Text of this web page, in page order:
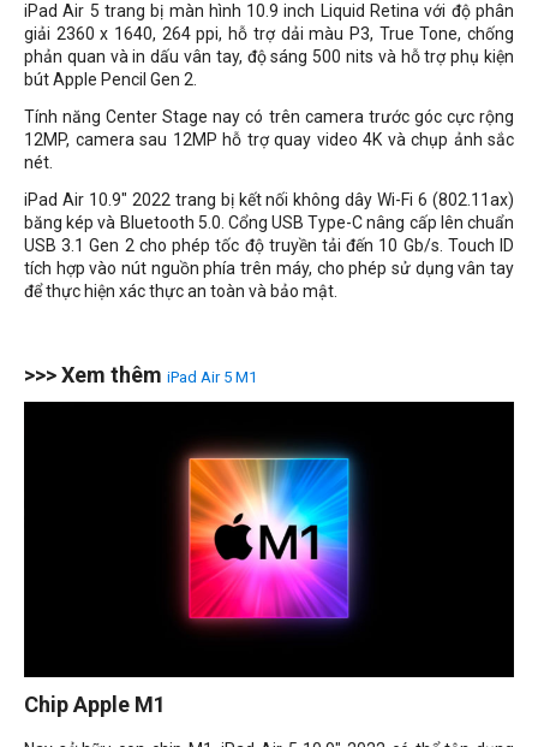
iPad Air 5 trang bị màn hình 10.9 inch Liquid Retina với độ phân
giải 2360 x 1640, 264 ppi, hỗ trợ dải màu P3, True Tone, chống
phản quan và in dấu vân tay, độ sáng 500 nits và hỗ trợ phụ kiện
bút Apple Pencil Gen 2.
Tính năng Center Stage nay có trên camera trước góc cực rộng
12MP, camera sau 12MP hỗ trợ quay video 4K và chụp ảnh sắc
nét.
iPad Air 10.9" 2022 trang bị kết nối không dây Wi-Fi 6 (802.11ax)
băng kép và Bluetooth 5.0. Cổng USB Type-C nâng cấp lên chuẩn
USB 3.1 Gen 2 cho phép tốc độ truyền tải đến 10 Gb/s. Touch ID
tích hợp vào nút nguồn phía trên máy, cho phép sử dụng vân tay
để thực hiện xác thực an toàn và bảo mật.
>>> Xem thêm iPad Air 5 M1
Chip Apple M1